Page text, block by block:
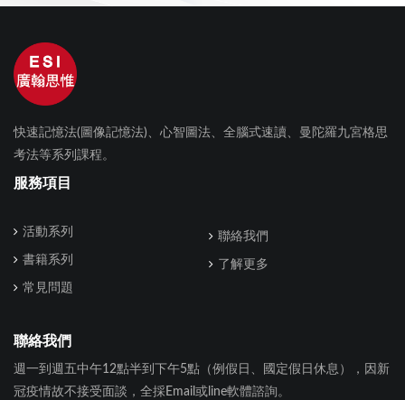
快速記憶法(圖像記憶法)、心智圖法、全腦式速讀、曼陀羅九宮格思
考法等系列課程。
服務項目
活動系列
書籍系列
常見問題
聯絡我們
了解更多
聯絡我們
週一到週五中午12點半到下午5點（例假日、國定假日休息），因新
冠疫情故不接受面談，全採Email或line軟體諮詢。